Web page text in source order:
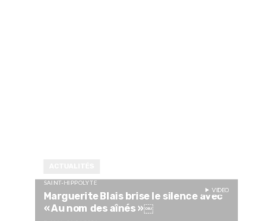
VIDEO
SAINT-HIPPOLYTE
Marguerite Blais brise le silence avec
« Au nom des aînés »￼